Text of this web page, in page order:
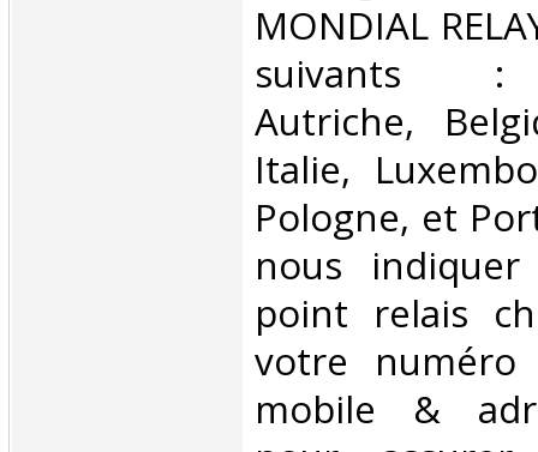
MONDIAL
suivants :
Autriche,
Italie,
Pologne, et
nous
point relais
votre numéro
mobile &